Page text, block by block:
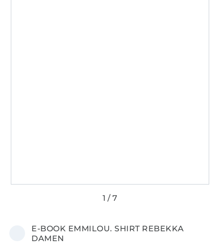
E-BOOK EMMILOU. SHIRT REBEKKA
DAMEN